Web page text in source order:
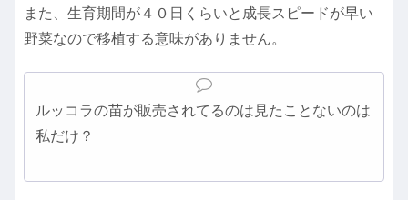
また、生育期間が４０日くらいと成長スピードが早い
野菜なので移植する意味がありません。
ルッコラの苗が販売されてるのは見たことないのは
私だけ？